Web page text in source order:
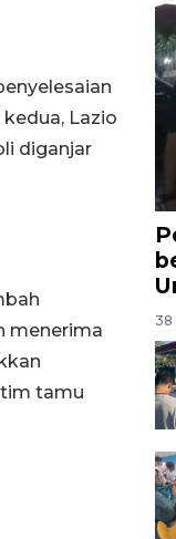
Lazio
diganjar
menerima
tamu
38